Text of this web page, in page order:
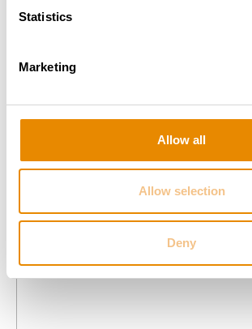
Statistics
Marketing
Allow all
Allow selection
Deny